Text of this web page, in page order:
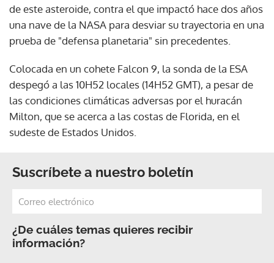
de este asteroide, contra el que impactó hace dos años
una nave de la NASA para desviar su trayectoria en una
prueba de "defensa planetaria" sin precedentes.
Colocada en un cohete Falcon 9, la sonda de la ESA
despegó a las 10H52 locales (14H52 GMT), a pesar de
las condiciones climáticas adversas por el huracán
Milton, que se acerca a las costas de Florida, en el
sudeste de Estados Unidos.
Suscríbete a nuestro boletín
¿De cuáles temas quieres recibir
información?